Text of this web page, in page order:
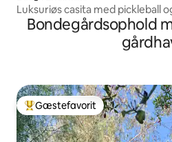
Luksuriøs casita med pickleball
Bondegårdsophold
Bedste gæstefavorit
Gæstefavorit